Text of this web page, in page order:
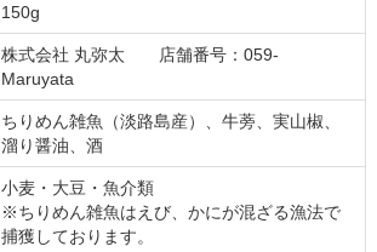
150g
株式会社 丸弥太 店舗番号：059-
Maruyata
ちりめん雑魚（淡路島産）、牛蒡、実山椒、
溜り醤油、酒
小麦・大豆・魚介類
※ちりめん雑魚はえび、かにが混ざる漁法で
捕獲しております。